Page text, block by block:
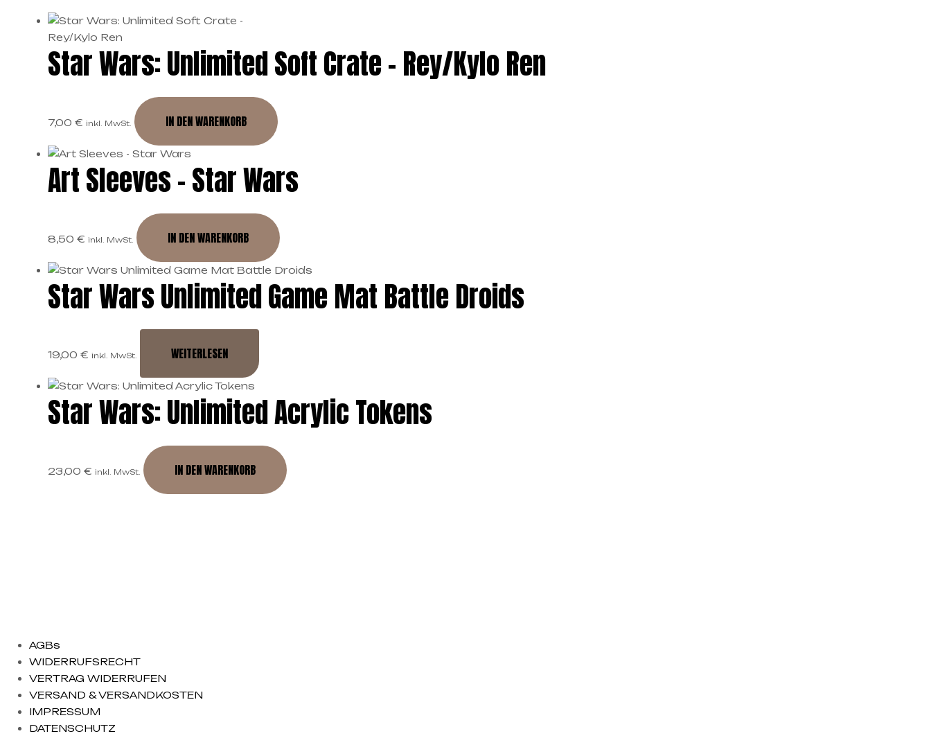
Star Wars: Unlimited Soft Crate – Rey/Kylo Ren
7,00 € inkl. MwSt. IN DEN WARENKORB
Art Sleeves – Star Wars
8,50 € inkl. MwSt. IN DEN WARENKORB
Star Wars Unlimited Game Mat Battle Droids
19,00 € inkl. MwSt. WEITERLESEN
Star Wars: Unlimited Acrylic Tokens
23,00 € inkl. MwSt. IN DEN WARENKORB
AGBs
WIDERRUFSRECHT
VERTRAG WIDERRUFEN
VERSAND & VERSANDKOSTEN
IMPRESSUM
DATENSCHUTZ